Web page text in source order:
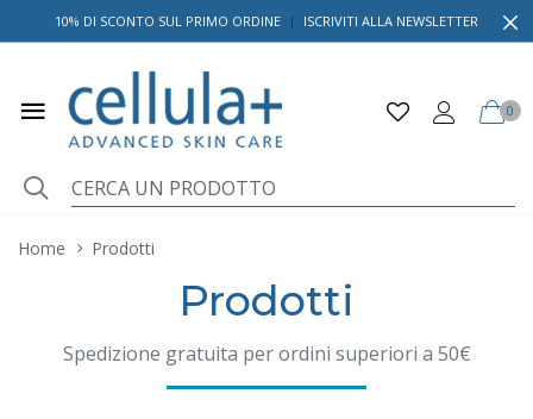
10% DI SCONTO SUL PRIMO ORDINE | ISCRIVITI ALLA NEWSLETTER
0
Home Prodotti
Prodotti
Spedizione gratuita per ordini superiori a 50€